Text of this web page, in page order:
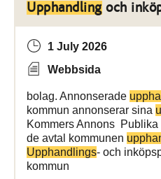
Upphandling och
1 July 2026
Webbsida
bolag. Annonserade
kommun annonserar sina
Kommers Annons
de avtal kommunen
Upphandlings- och
kommun